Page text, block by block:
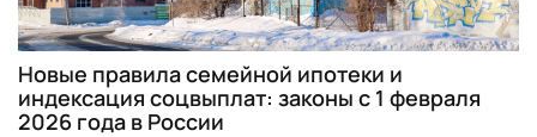
Новые правила семейной ипотеки и
индексация соцвыплат: законы с 1 февраля
2026 года в России